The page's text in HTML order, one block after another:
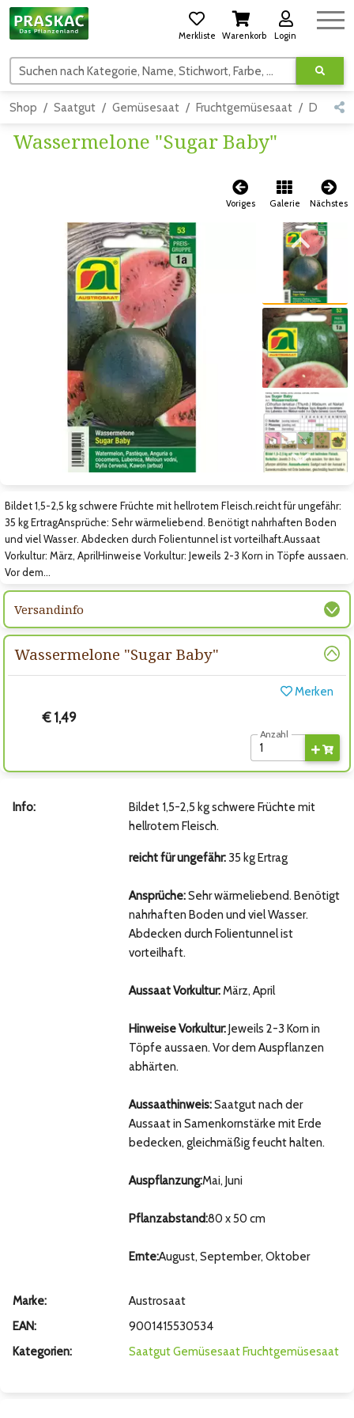
Merkliste Warenkorb Login
Suchen nach Kategorie, Name, Stichwort, Farbe, usw.
Shop Saatgut Gemüsesaat Fruchtgemüsesaat Detail
Wassermelone "Sugar Baby"
Voriges Galerie Nächstes
Zum vorigen Bild Zum nächsten Bild
Zum vorigen Bild
Zum nächsten Bild
Bildet 1,5-2,5 kg schwere Früchte mit hellrotem Fleisch.reicht für ungefähr:
35 kg ErtragAnsprüche: Sehr wärmeliebend. Benötigt nahrhaften Boden
und viel Wasser. Abdecken durch Folientunnel ist vorteilhaft.Aussaat
Vorkultur: März, AprilHinweise Vorkultur: Jeweils 2-3 Korn in Töpfe aussaen.
Vor dem…
Versandinfo
Wassermelone "Sugar Baby"
Merken
€ 1,49
Anzahl
Info:
Bildet 1,5-2,5 kg schwere Früchte mit
hellrotem Fleisch.
reicht für ungefähr: 35 kg Ertrag
Ansprüche:Sehr wärmeliebend. Benötigt
nahrhaften Boden und viel Wasser.
Abdecken durch Folientunnel ist
vorteilhaft.
Aussaat Vorkultur:März, April
Hinweise Vorkultur: Jeweils 2-3 Korn in
Töpfe aussaen. Vor dem Auspflanzen
abhärten.
Aussaathinweis:Saatgut nach der
Aussaat in Samenkornstärke mit Erde
bedecken, gleichmäßig feucht halten.
Auspflanzung:Mai, Juni
Pflanzabstand:80 x 50 cm
Ernte:August, September, Oktober
Marke:
Austrosaat
EAN:
9001415530534
Kategorien:
SaatgutGemüsesaat Fruchtgemüsesaat